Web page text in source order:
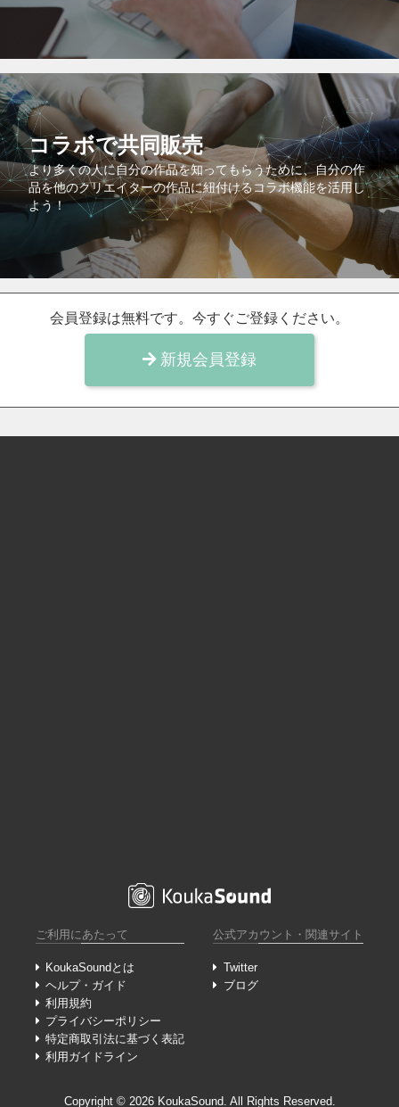
コラボで共同販売
より多くの人に自分の作品を知ってもらうために、自分の作
品を他のクリエイターの作品に紐付けるコラボ機能を活用し
よう！
会員登録は無料です。今すぐご登録ください。
新規会員登録
ご利用にあたって
KoukaSoundとは
ヘルプ・ガイド
利用規約
プライバシーポリシー
特定商取引法に基づく表記
利用ガイドライン
公式アカウント・関連サイト
Twitter
ブログ
Copyright ©︎ 2026 KoukaSound. All Rights Reserved.